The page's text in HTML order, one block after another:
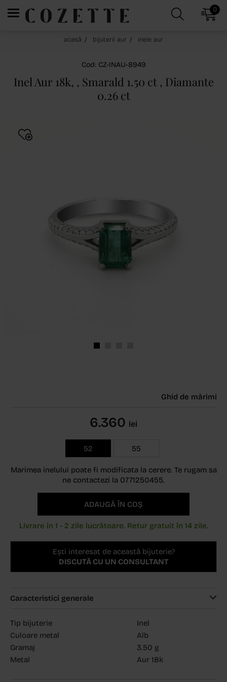
0
acasă bijuterii aur inele aur
Cod: CZ-INAU-8949
Inel Aur 18k, , Smarald 1.50 ct , Diamante
0.26 ct
Ghid de mărimi
6.360 lei
52 55
Marimea inelului poate fi modificata la cerere. Te rugam sa
ne contactezi la 0771250455.
ADAUGĂ ÎN COȘ
Livrare în 1 - 2 zile lucrătoare. Retur gratuit în 14 zile.
Ești interesat de această bijuterie?
DISCUTĂ CU UN CONSULTANT
Caracteristici generale
Tip bijuterie
Inel
Culoare metal
Alb
Gramaj
3.50 g
Metal
Aur 18k